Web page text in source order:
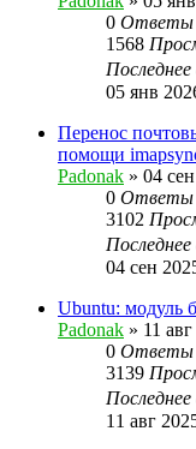
0 Ответы
1568
05 янв
Перенос
помощи
Padonak » 04
0 Ответы
3102
04 сен
Ubuntu: модуль
Padonak » 11
0 Ответы
3139
11 авг